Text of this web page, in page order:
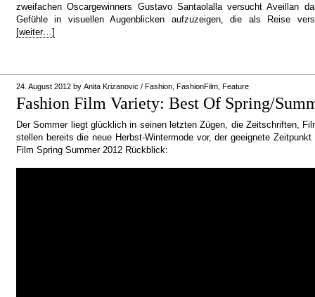
zweifachen Oscargewinners Gustavo Santaolalla versucht Aveillan
Gefühle in visuellen Augenblicken aufzuzeigen, die als Reise
[weiter…]
24. August 2012 by Anita Krizanovic / Fashion FashionFilm Feature
Fashion Film Variety: Best Of Spring/
Der Sommer liegt glücklich in seinen letzten Zügen, die Zeitschriften,
stellen bereits die neue Herbst-Wintermode vor, der geeignete
Film Spring Summer 2012 Rückblick: